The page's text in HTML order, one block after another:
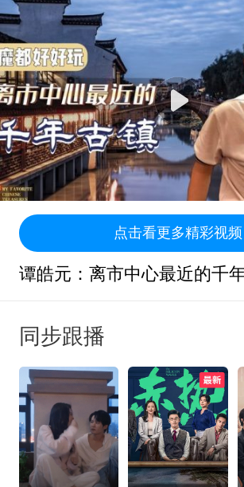
点击看更多精彩视频
谭皓元：离市中心最近的千
同步跟播